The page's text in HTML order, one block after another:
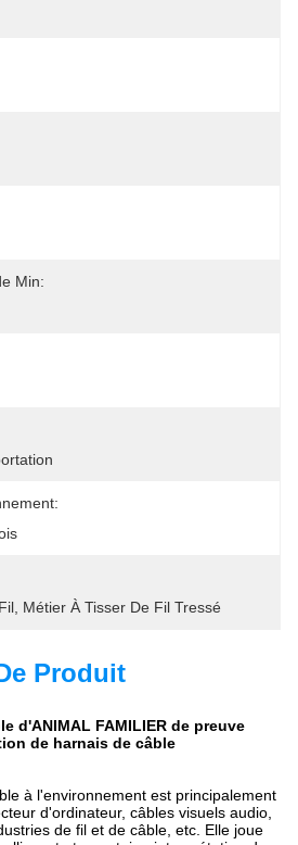
Min:
Métier À Tisser De Fil Tressé
Produit
d'ANIMAL FAMILIER de preuve
de harnais de câble
à l'environnement est principalement
d'ordinateur, câbles visuels audio,
de fil et de câble, etc. Elle joue